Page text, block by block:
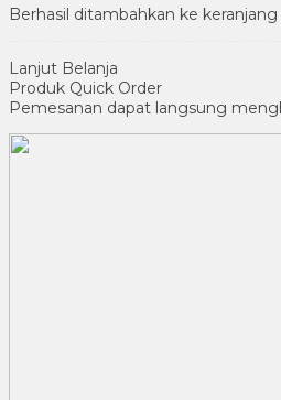
Berhasil ditambahkan ke keranjang
Lanjut Belanja
Produk Quick Order
Pemesanan dapat langsung